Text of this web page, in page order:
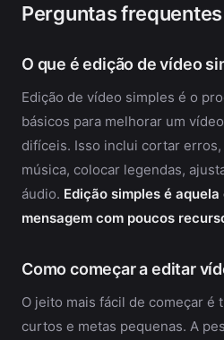
Perguntas frequentes
O que é edição de vídeo
Edição de vídeo simples é o
básicos para melhorar um
difíceis. Isso inclui cortar
música, colocar legendas,
áudio. Edição simples é
mensagem com poucos
Como começar a editar
O jeito mais fácil de começar é
curtos e metas pequenas. A